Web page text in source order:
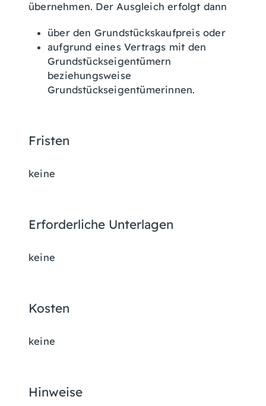
übernehmen. Der Ausgleich erfolgt dann
über den Grundstückskaufpreis oder
aufgrund eines Vertrags mit den
Grundstückseigentümern
beziehungsweise
Grundstückseigentümerinnen.
Fristen
keine
Erforderliche Unterlagen
keine
Kosten
keine
Hinweise